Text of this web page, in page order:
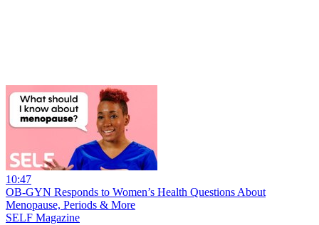
10:47
OB-GYN Responds to Women’s Health Questions About
Menopause, Periods & More
SELF Magazine